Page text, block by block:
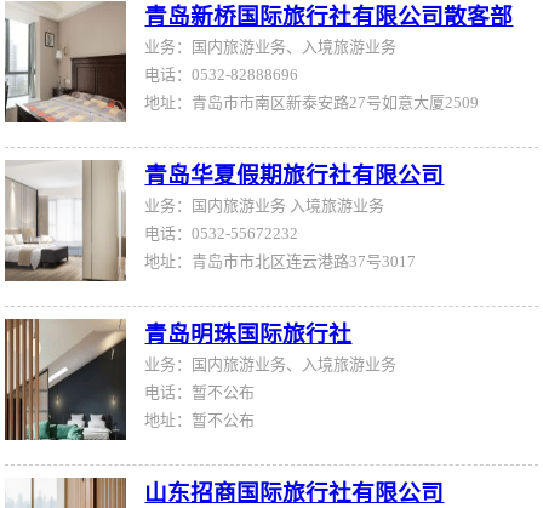
青岛新桥国际旅行社有限公司散客部
业务：国内旅游业务、入境旅游业务
电话：0532-82888696
地址：青岛市市南区新泰安路27号如意大厦2509
青岛华夏假期旅行社有限公司
业务：国内旅游业务 入境旅游业务
电话：0532-55672232
地址：青岛市市北区连云港路37号3017
青岛明珠国际旅行社
业务：国内旅游业务、入境旅游业务
电话：暂不公布
地址：暂不公布
山东招商国际旅行社有限公司